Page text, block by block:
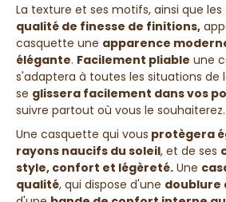
La texture et ses motifs, ainsi que les
qualité de finesse de finitions,
casquette une apparence
élégante. Facilement pliable une
s'adaptera à toutes les situations de
se glissera facilement dans vos
suivre partout où vous le souhaiterez.
Une casquette qui vous protègera
rayons naucifs du soleil, et de ses
style, confort et légèreté. Une
qualité, qui dispose d'une doublure